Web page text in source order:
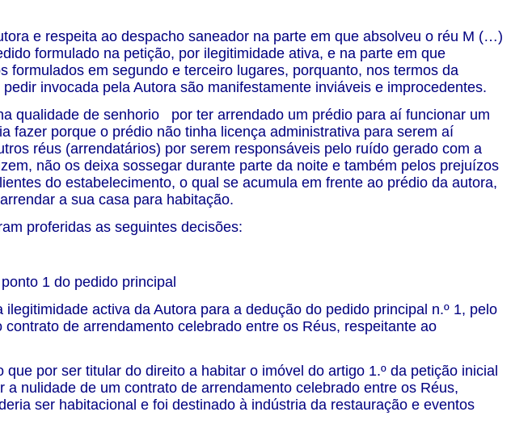
e respeita ao despacho saneador na parte em que absolveu o réu M (…)
formulado na petição, por ilegitimidade ativa, e na parte em que
formulados em segundo e terceiro lugares, porquanto, nos termos da
invocada pela Autora são manifestamente inviáveis e improcedentes.
qualidade de senhorio por ter arrendado um prédio para aí funcionar um
fazer porque o prédio não tinha licença administrativa para serem aí
réus (arrendatários) por serem responsáveis pelo ruído gerado com a
não os deixa sossegar durante parte da noite e também pelos prejuízos
do estabelecimento, o qual se acumula em frente ao prédio da autora,
a sua casa para habitação.
proferidas as seguintes decisões:
1 do pedido principal
activa da Autora para a dedução do pedido principal n.º 1, pelo
de arrendamento celebrado entre os Réus, respeitante ao
por ser titular do direito a habitar o imóvel do artigo 1.º da petição inicial
nulidade de um contrato de arrendamento celebrado entre os Réus,
ser habitacional e foi destinado à indústria da restauração e eventos